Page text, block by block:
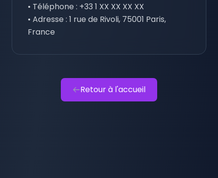
• Téléphone : +33 1 XX XX XX XX
• Adresse : 1 rue de Rivoli, 75001 Paris,
France
Retour à l'accueil